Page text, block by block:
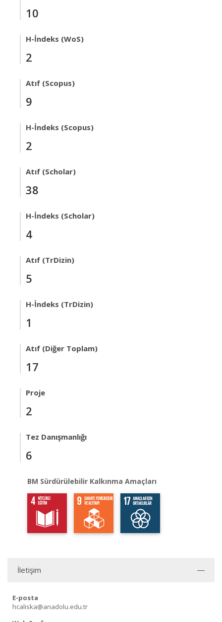
10
H-İndeks (WoS)
2
Atıf (Scopus)
9
H-İndeks (Scopus)
2
Atıf (Scholar)
38
H-İndeks (Scholar)
4
Atıf (TrDizin)
5
H-İndeks (TrDizin)
1
Atıf (Diğer Toplam)
17
Proje
2
Tez Danışmanlığı
6
BM Sürdürülebilir Kalkınma Amaçları
İletişim
E-posta
hcaliska@anadolu.edu.tr